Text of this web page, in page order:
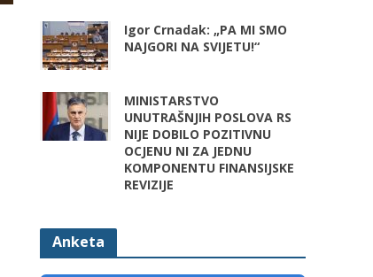
Igor Crnadak: „PA MI SMO
NAJGORI NA SVIJETU!“
MINISTARSTVO
UNUTRAŠNJIH POSLOVA RS
NIJE DOBILO POZITIVNU
OCJENU NI ZA JEDNU
KOMPONENTU FINANSIJSKE
REVIZIJE
Anketa